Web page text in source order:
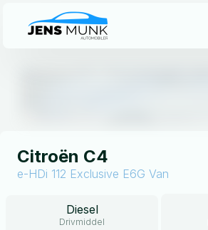
Citroën C4
e-HDi 112 Exclusive E6G Van
Diesel
Drivmiddel